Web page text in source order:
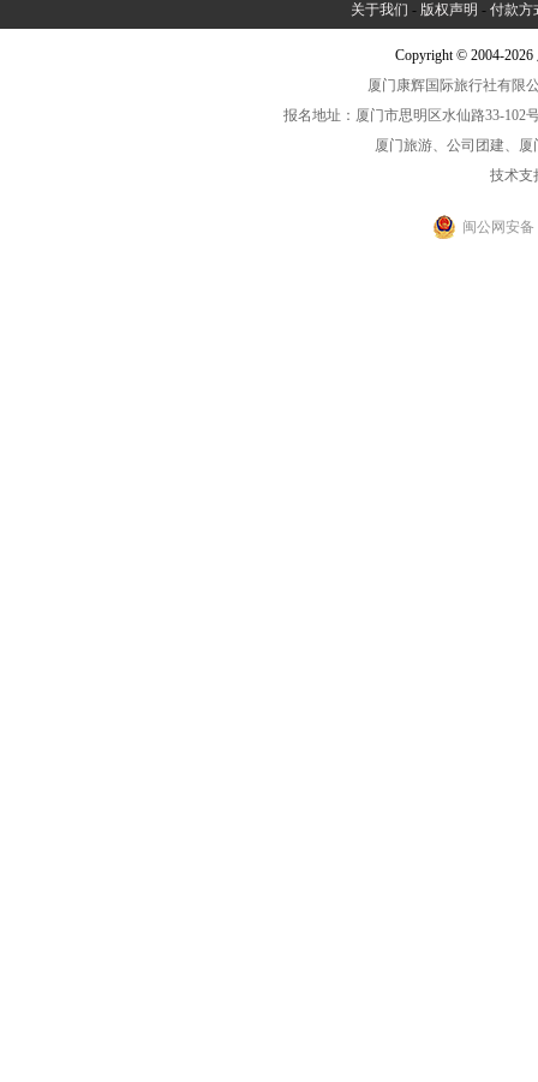
关于我们 - 版权声明 - 付款方
Copyright © 2004-
厦门康辉国际旅行社有限
报名地址：厦门市思明区水仙路33-102
厦门旅游、公司团建、
技术支
闽公网安备